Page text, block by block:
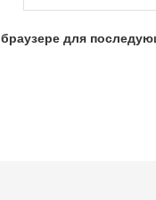
для